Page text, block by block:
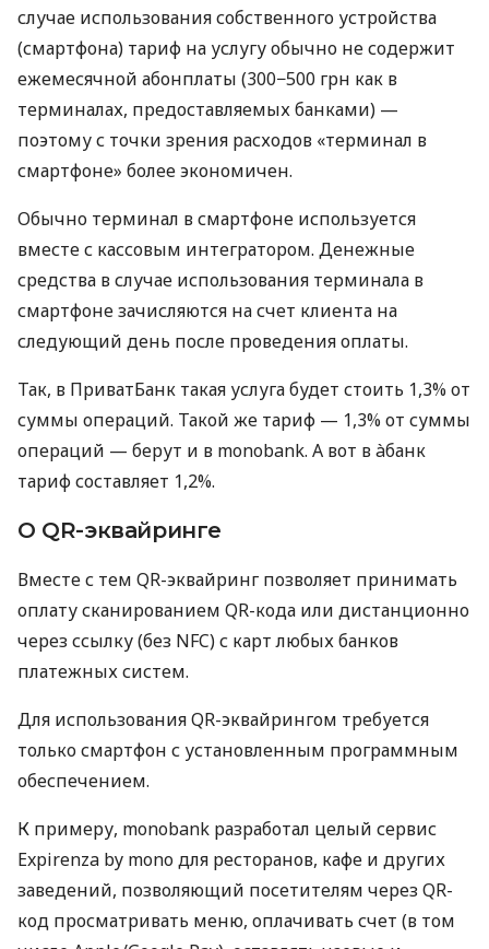
случае использования собственного устройства
(смартфона) тариф на услугу обычно не содержит
ежемесячной абонплаты (300−500 грн как в
терминалах, предоставляемых банками) —
поэтому с точки зрения расходов «терминал в
смартфоне» более экономичен.
Обычно терминал в смартфоне используется
вместе с кассовым интегратором. Денежные
средства в случае использования терминала в
смартфоне зачисляются на счет клиента на
следующий день после проведения оплаты.
Так, в ПриватБанк такая услуга будет стоить 1,3% от
суммы операций. Такой же тариф — 1,3% от суммы
операций — берут и в monobank. А вот в àбанк
тариф составляет 1,2%.
О QR-эквайринге
Вместе с тем QR-эквайринг позволяет принимать
оплату сканированием QR-кода или дистанционно
через ссылку (без NFC) с карт любых банков
платежных систем.
Для использования QR-эквайрингом требуется
только смартфон с установленным программным
обеспечением.
К примеру, monobank разработал целый сервис
Expirenza by mono для ресторанов, кафе и других
заведений, позволяющий посетителям через QR-
код просматривать меню, оплачивать счет (в том